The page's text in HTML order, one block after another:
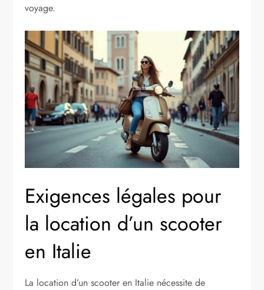
voyage.
Exigences légales pour
la location d’un scooter
en Italie
La location d’un scooter en Italie nécessite de